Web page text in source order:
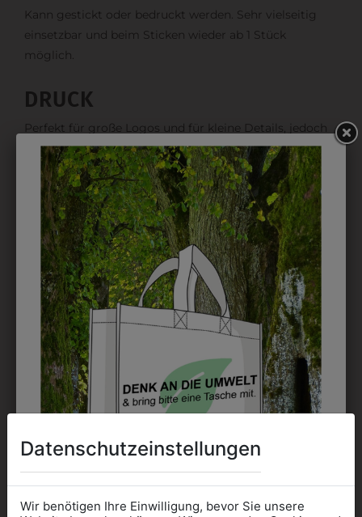
Kann gestickt oder bedruckt werden. Sehr vielseitig
einsetzbar und beim Sticken wieder ab 1 Stück
möglich.
DRUCK
Perfekt für große Logos und für kleine Details, jedoch
kostet jede Farbe extra und ist erst ab 12 Stück
möglich. Waschbar bis zu 60°C.
DAS KÖNNTE IHNEN
AUCH GEFALLEN
Datenschutzeinstellungen
Wir benötigen Ihre Einwilligung, bevor Sie unsere